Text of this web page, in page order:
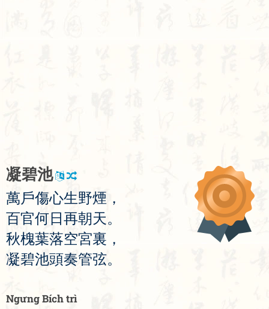
凝碧池
萬戶傷心生野煙 ，
百官何日 再朝天。
秋槐葉落空宮裏 ，
凝碧池頭奏管弦。
Ngưng Bích trì